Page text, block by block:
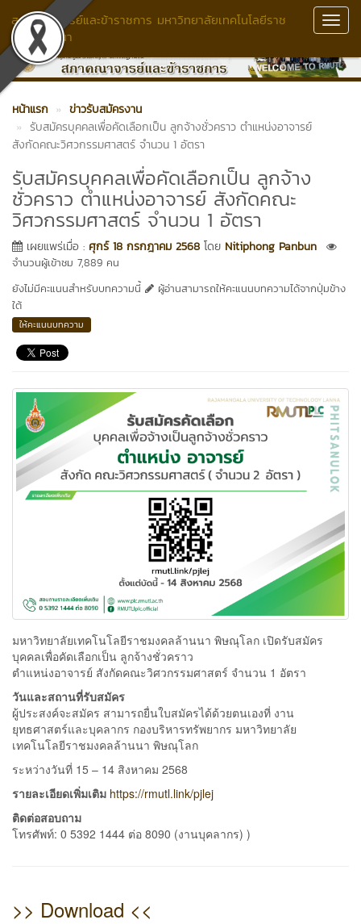
สภาคณาจารย์และข้าราชการ มหาวิทยาลัยเทคโนโลยีราช
มงคลล้านนา
หน้าแรก
ข่าวรับสมัครงาน
รับสมัครบุคคลเพื่อคัดเลือกเป็น ลูกจ้างชั่วคราว ตำแหน่งอาจารย์
สังกัดคณะวิศวกรรมศาสตร์ จำนวน 1 อัตรา
รับสมัครบุคคลเพื่อคัดเลือกเป็น ลูกจ้าง
ชั่วคราว ตำแหน่งอาจารย์ สังกัดคณะ
วิศวกรรมศาสตร์ จำนวน 1 อัตรา
เผยแพร่เมื่อ : ศุกร์ 18 กรกฎาคม 2568 โดย Nitiphong Panbun
จำนวนผู้เข้าชม 7,889 คน
ยังไม่มีคะแนนสำหรับบทความนี้
ผู้อ่านสามารถให้คะแนนบทความได้จากปุ่มข้าง
ใต้
ให้คะแนนบทความ
มหาวิทยาลัยเทคโนโลยีราชมงคลล้านนา พิษณุโลก เปิดรับสมัคร
บุคคลเพื่อคัดเลือกเป็น ลูกจ้างชั่วคราว
ตำแหน่งอาจารย์ สังกัดคณะวิศวกรรมศาสตร์ จำนวน 1 อัตรา
วันและสถานที่รับสมัคร
ผู้ประสงค์จะสมัคร สามารถยื่นใบสมัครได้ด้วยตนเองที่ งาน
ยุทธศาสตร์และบุคลากร กองบริหารทรัพยากร มหาวิทยาลัย
เทคโนโลยีราชมงคลล้านนา พิษณุโลก
ระหว่างวันที่ 15 – 14 สิงหาคม 2568
รายละเอียดเพิ่มเติม https://rmutl.link/pjlej
ติดต่อสอบถาม
โทรศัพท์: 0 5392 1444 ต่อ 8090 (งานบุคลากร) )
>> Download <<